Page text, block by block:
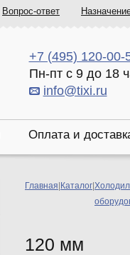
Вопрос-ответ
+7 (495) 120-00-
Пн-пт с 9 до 18
info@tixi.ru
Оплата и
Главная Каталог
120 мм